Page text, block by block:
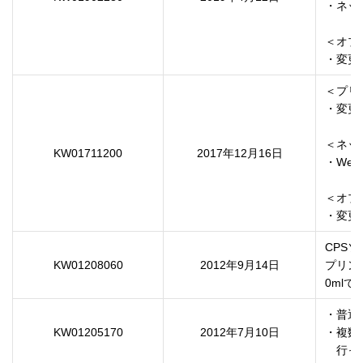
・ネ
＜オ
・変
KW01711200 2017年12月16日
＜プ
・変
＜ネ
・
＜オ
KW01208060 2012年9月14日
CPSソ
プリン
0mlで
KW01205170 2012年7月10日
・普
・複